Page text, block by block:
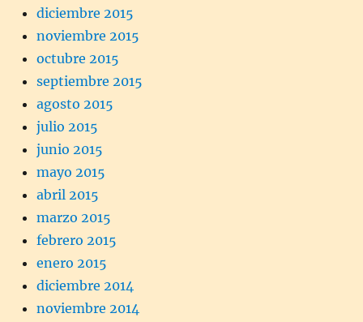
diciembre 2015
noviembre 2015
octubre 2015
septiembre 2015
agosto 2015
julio 2015
junio 2015
mayo 2015
abril 2015
marzo 2015
febrero 2015
enero 2015
diciembre 2014
noviembre 2014